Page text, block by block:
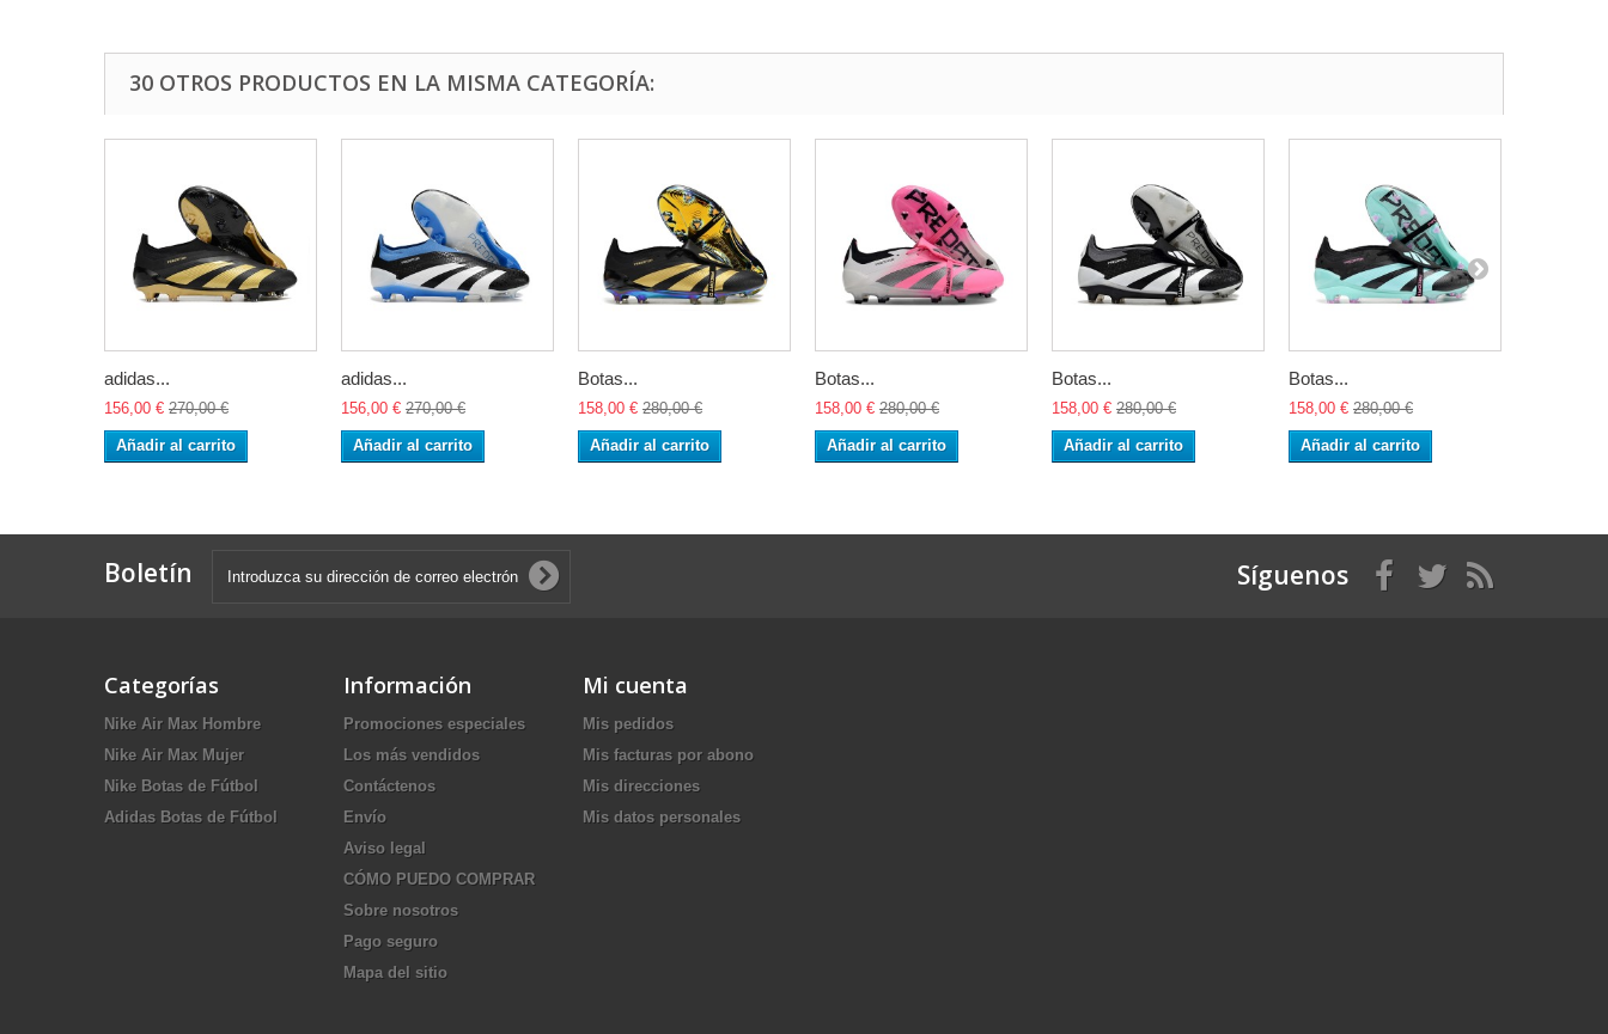
30 OTROS PRODUCTOS EN LA MISMA CATEGORÍA:
adidas...
156,00 € 270,00 €
Añadir al carrito
adidas...
156,00 € 270,00 €
Añadir al carrito
Botas...
158,00 € 280,00 €
Añadir al carrito
Botas...
158,00 € 280,00 €
Añadir al carrito
Botas...
158,00 € 280,00 €
Añadir al carrito
Botas...
158,00 € 280,00 €
Añadir al carrito
Boletín Síguenos
Categorías
Nike Air Max Hombre
Nike Air Max Mujer
Nike Botas de Fútbol
Adidas Botas de Fútbol
Información
Promociones especiales
Los más vendidos
Contáctenos
Envío
Aviso legal
CÓMO PUEDO COMPRAR
Sobre nosotros
Pago seguro
Mapa del sitio
Mi cuenta
Mis pedidos
Mis facturas por abono
Mis direcciones
Mis datos personales